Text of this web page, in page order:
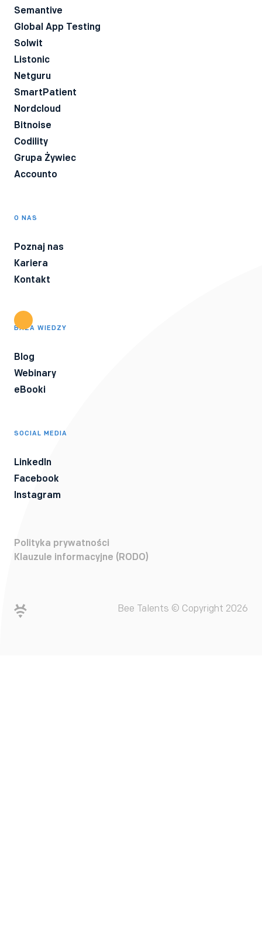
Semantive
Global App Testing
Solwit
Listonic
Netguru
SmartPatient
Nordcloud
Bitnoise
Codility
Grupa Żywiec
Accounto
O NAS
Poznaj nas
Kariera
Kontakt
BAZA WIEDZY
Blog
Webinary
eBooki
SOCIAL MEDIA
LinkedIn
Facebook
Instagram
Polityka prywatności
Klauzule informacyjne (RODO)
Bee Talents © Copyright 2026